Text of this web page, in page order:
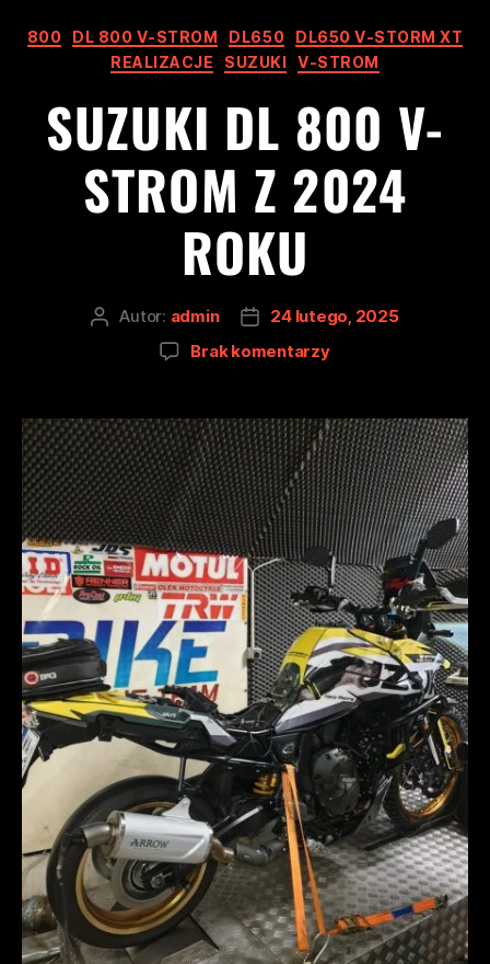
800 DL 800 V-STROM DL650
DL650 V-STORM XT
REALIZACJE
SUZUKI V-STROM
SUZUKI DL 800 V-
STROM Z 2024
ROKU
Autor: admin
24 lutego, 2025
Brak komentarzy